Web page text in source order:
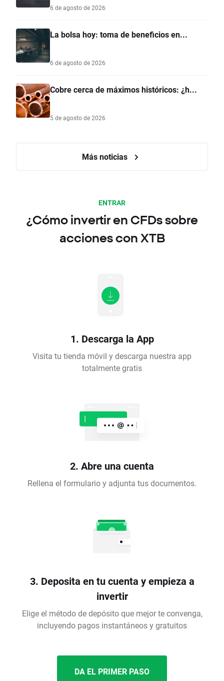
6 de agosto de 2026
La bolsa hoy: toma de beneficios en...
6 de agosto de 2026
Cobre cerca de máximos históricos: ¿h...
5 de agosto de 2026
Más noticias
ENTRAR
¿Cómo invertir en CFDs sobre
acciones con XTB
1. Descarga la App
Visita tu tienda móvil y descarga nuestra app
totalmente gratis
2. Abre una cuenta
Rellena el formulario y adjunta tus documentos.
3. Deposita en tu cuenta y empieza a
invertir
Elige el método de depósito que mejor te convenga,
incluyendo pagos instantáneos y gratuitos
DA EL PRIMER PASO